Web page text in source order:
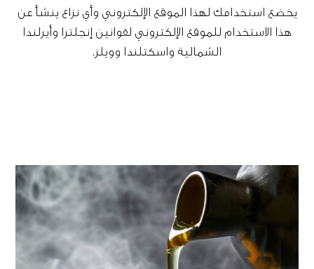
يخضع استخدامك لهذا الموقع الإلكتروني وأي نزاع ينشأ عن
هذا الاستخدام للموقع الإلكتروني لقوانين إنجلترا وأيرلندا
الشمالية واسكتلندا وويلز.